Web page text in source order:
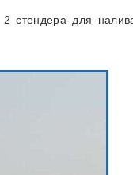
стендера для